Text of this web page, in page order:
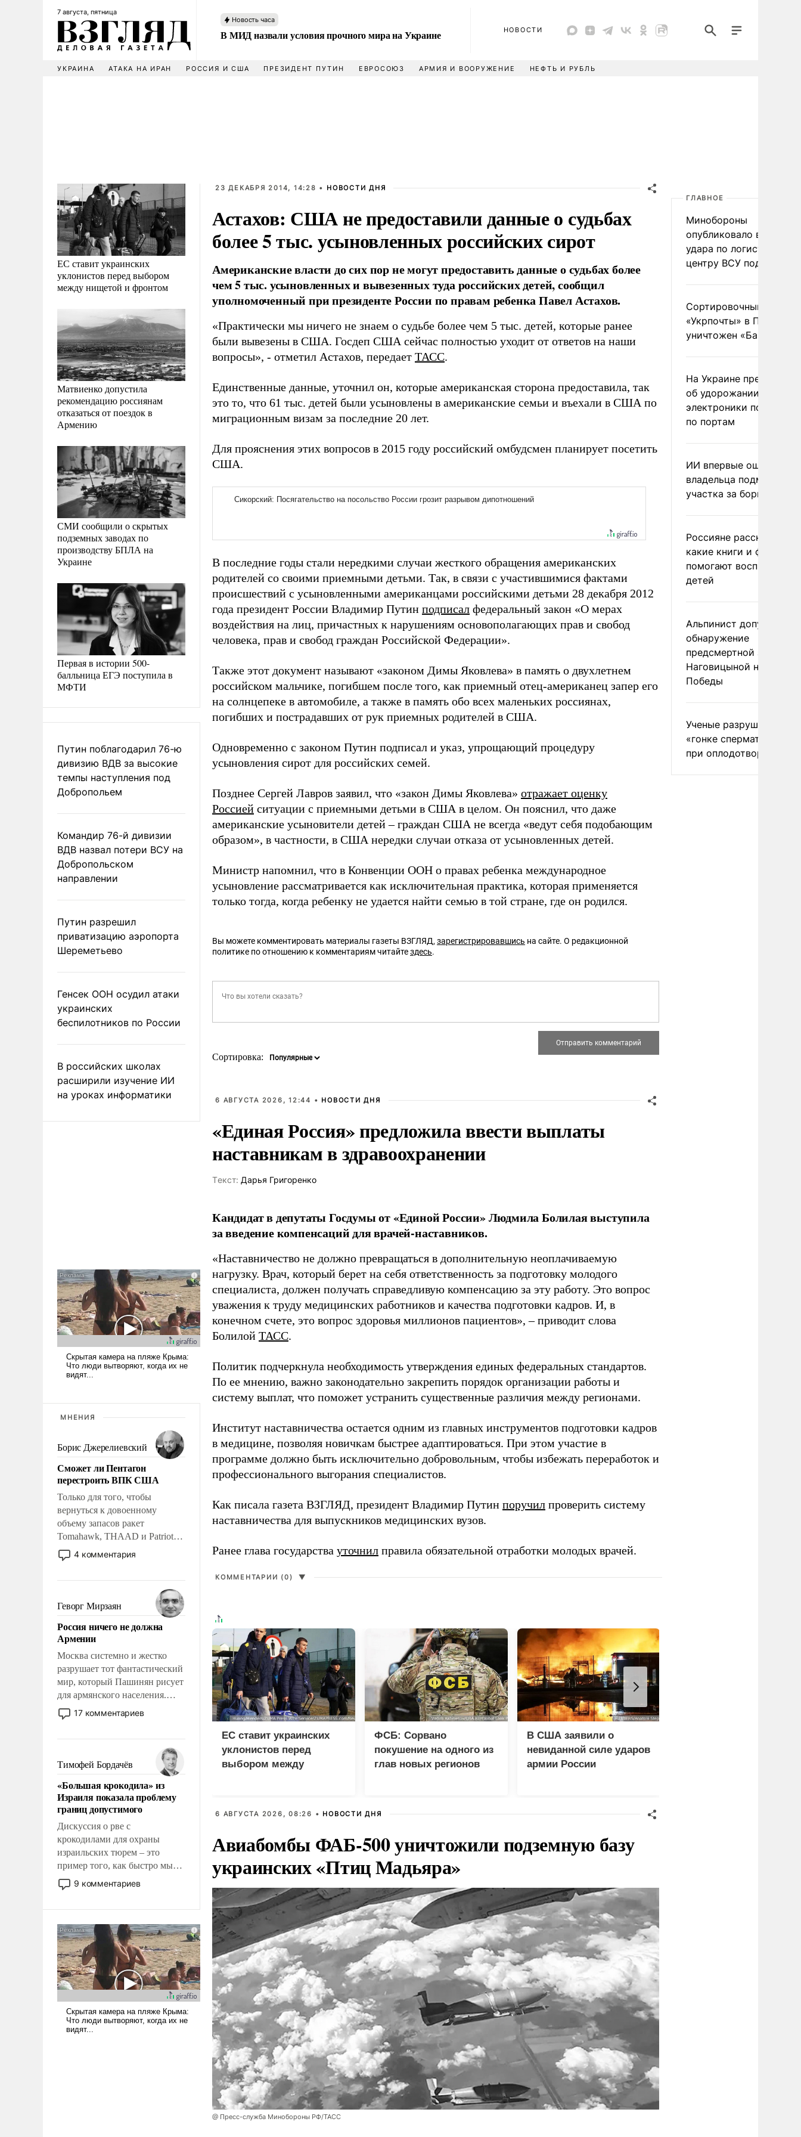
7 августа, пятница
Новость часа
В МИД назвали условия прочного мира на Украине НОВОСТИ
УКРАИНА АТАКА НА ИРАН РОССИЯ И США ПРЕЗИДЕНТ ПУТИН ЕВРОСОЮЗ АРМИЯ И ВООРУЖЕНИЕ НЕФТЬ И РУБЛЬ
ЕС ставит украинских
уклонистов перед выбором
между нищетой и фронтом
Матвиенко допустила
рекомендацию россиянам
отказаться от поездок в
Армению
СМИ сообщили о скрытых
подземных заводах по
производству БПЛА на
Украине
Первая в истории 500-
балльница ЕГЭ поступила в
МФТИ
Путин поблагодарил 76-ю
дивизию ВДВ за высокие
темпы наступления под
Добропольем
Командир 76-й дивизии
ВДВ назвал потери ВСУ на
Добропольском
направлении
Путин разрешил
приватизацию аэропорта
Шереметьево
Генсек ООН осудил атаки
украинских
беспилотников по России
В российских школах
расширили изучение ИИ
на уроках информатики
МНЕНИЯ
Борис Джерелиевский
Сможет ли Пентагон
перестроить ВПК США
Только для того, чтобы
вернуться к довоенному
объему запасов ракет
Tomahawk, THAAD и Patriot
США потребуется более трех
лет. Даже небольшая война с
Сложившаяся ситуация
означает многолетний период
уязвимости США, например,
перед Китаем.
4 комментария
Геворг Мирзаян
Россия ничего не должна
Армении
Москва системно и жестко
разрушает тот фантастический
мир, который Пашинян рисует
для армянского населения.
Мир, где политические
прожекты будут безусловно
налогоплательщиков и где
Еревану за свои поступки не
нужно отвечать.
17 комментариев
Тимофей Бордачёв
«Большая крокодила» из
Израиля показала проблему
границ допустимого
Дискуссия о рве с
крокодилами для охраны
израильских тюрем – это
пример того, как быстро мы
двигаемся по пути
революционных изменений.
псевдонаучной фантастики,
стало всерьез обсуждаемой
идеей.
9 комментариев
23 ДЕКАБРЯ 2014, 14:28 • НОВОСТИ ДНЯ
Астахов: США не предоставили данные о судьбах
более 5 тыс. усыновленных российских сирот
Американские власти до сих пор не могут предоставить данные о судьбах более
чем 5 тыс. усыновленных и вывезенных туда российских детей, сообщил
уполномоченный при президенте России по правам ребенка Павел Астахов.
«Практически мы ничего не знаем о судьбе более чем 5 тыс. детей, которые ранее
были вывезены в США. Госдеп США сейчас полностью уходит от ответов на наши
вопросы», - отметил Астахов, передает ТАСС.
Единственные данные, уточнил он, которые американская сторона предоставила, так
это то, что 61 тыс. детей были усыновлены в американские семьи и въехали в США по
миграционным визам за последние 20 лет.
Для прояснения этих вопросов в 2015 году российский омбудсмен планирует посетить
США.
В последние годы стали нередкими случаи жесткого обращения американских
родителей со своими приемными детьми. Так, в связи с участившимися фактами
происшествий с усыновленными американцами российскими детьми 28 декабря 2012
года президент России Владимир Путин подписал федеральный закон «О мерах
воздействия на лиц, причастных к нарушениям основополагающих прав и свобод
человека, прав и свобод граждан Российской Федерации».
Также этот документ называют «законом Димы Яковлева» в память о двухлетнем
российском мальчике, погибшем после того, как приемный отец-американец запер его
на солнцепеке в автомобиле, а также в память обо всех маленьких россиянах,
погибших и пострадавших от рук приемных родителей в США.
Одновременно с законом Путин подписал и указ, упрощающий процедуру
усыновления сирот для российских семей.
Позднее Сергей Лавров заявил, что «закон Димы Яковлева» отражает оценку
Россией ситуации с приемными детьми в США в целом. Он пояснил, что даже
американские усыновители детей – граждан США не всегда «ведут себя подобающим
образом», в частности, в США нередки случаи отказа от усыновленных детей.
Министр напомнил, что в Конвенции ООН о правах ребенка международное
усыновление рассматривается как исключительная практика, которая применяется
только тогда, когда ребенку не удается найти семью в той стране, где он родился.
Вы можете комментировать материалы газеты ВЗГЛЯД, зарегистрировавшись на сайте. О редакционной
политике по отношению к комментариям читайтездесь.
Сортировка:
6 АВГУСТА 2026, 12:44 • НОВОСТИ ДНЯ
«Единая Россия» предложила ввести выплаты
наставникам в здравоохранении
Tекст: Дарья Григоренко
Кандидат в депутаты Госдумы от «Единой России» Людмила Болилая выступила
за введение компенсаций для врачей-наставников.
«Наставничество не должно превращаться в дополнительную неоплачиваемую
нагрузку. Врач, который берет на себя ответственность за подготовку молодого
специалиста, должен получать справедливую компенсацию за эту работу. Это вопрос
уважения к труду медицинских работников и качества подготовки кадров. И, в
конечном счете, это вопрос здоровья миллионов пациентов», – приводит слова
Болилой ТАСС.
Политик подчеркнула необходимость утверждения единых федеральных стандартов.
По ее мнению, важно законодательно закрепить порядок организации работы и
систему выплат, что поможет устранить существенные различия между регионами.
Институт наставничества остается одним из главных инструментов подготовки кадров
в медицине, позволяя новичкам быстрее адаптироваться. При этом участие в
программе должно быть исключительно добровольным, чтобы избежать переработок и
профессионального выгорания специалистов.
Как писала газета ВЗГЛЯД, президент Владимир Путин поручил проверить систему
наставничества для выпускников медицинских вузов.
Ранее глава государства уточнил правила обязательной отработки молодых врачей.
КОММЕНТАРИИ (0) ▼
ЕС ставит украинских
уклонистов перед
выбором между
ФСБ: Сорвано
покушение на одного из
глав новых регионов
В США заявили о
невиданной силе ударов
армии России
6 АВГУСТА 2026, 08:26 • НОВОСТИ ДНЯ
Авиабомбы ФАБ-500 уничтожили подземную базу
украинских «Птиц Мадьяра»
@ Пресс-служба Минобороны РФ/ТАСС
ГЛАВНОЕ
Минобороны
опубликовало видео
удара по
центру ВСУ под Киевом
Сортировочный пункт
«Укрпочты» в
уничтожен
На Украине
об удорожании
электроники после
по портам
ИИ впервые
владельца
участка за борщевик
Россияне рассказали,
какие книги и фильмы
помогают воспитывать
детей
Альпинист допустил
обнаружение
предсмертной записки
Наговицыной на пике
Победы
Ученые разрушили миф
«гонке
при оплодотворении